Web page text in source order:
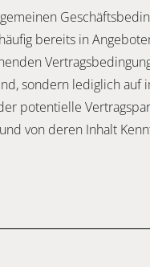
bereits in
sondern lediglich auf
potentielle
von deren Inhalt